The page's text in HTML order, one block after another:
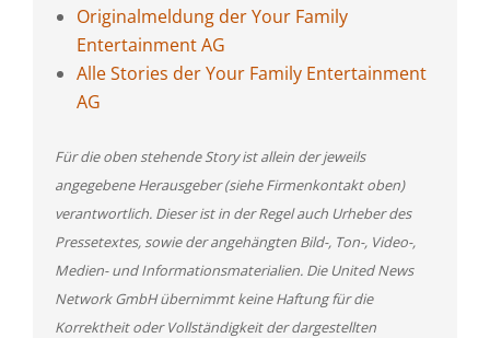
Originalmeldung der Your Family
Entertainment AG
Alle Stories der Your Family Entertainment
AG
Für die oben stehende Story ist allein der jeweils
angegebene Herausgeber (siehe Firmenkontakt oben)
verantwortlich. Dieser ist in der Regel auch Urheber des
Pressetextes, sowie der angehängten Bild-, Ton-, Video-,
Medien- und Informationsmaterialien. Die United News
Network GmbH übernimmt keine Haftung für die
Korrektheit oder Vollständigkeit der dargestellten